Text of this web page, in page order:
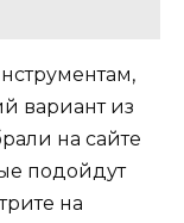
вариант из
на сайте
подойдут
на